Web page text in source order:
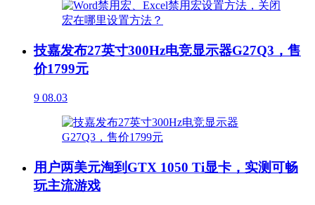
技嘉发布27英寸300Hz电竞显示器G27Q3，售
价1799元
9 08.03
用户两美元淘到GTX 1050 Ti显卡，实测可畅
玩主流游戏